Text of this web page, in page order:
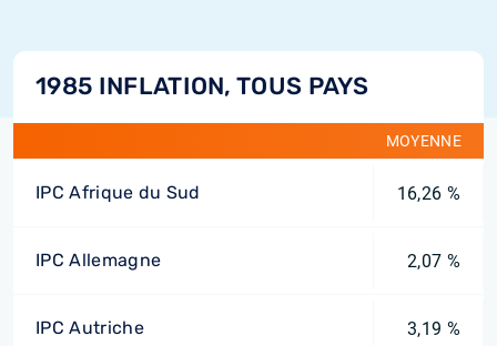
1985 INFLATION, TOUS PAYS
MOYENNE
IPC Afrique du Sud 16,26 %
IPC Allemagne 2,07 %
IPC Autriche 3,19 %